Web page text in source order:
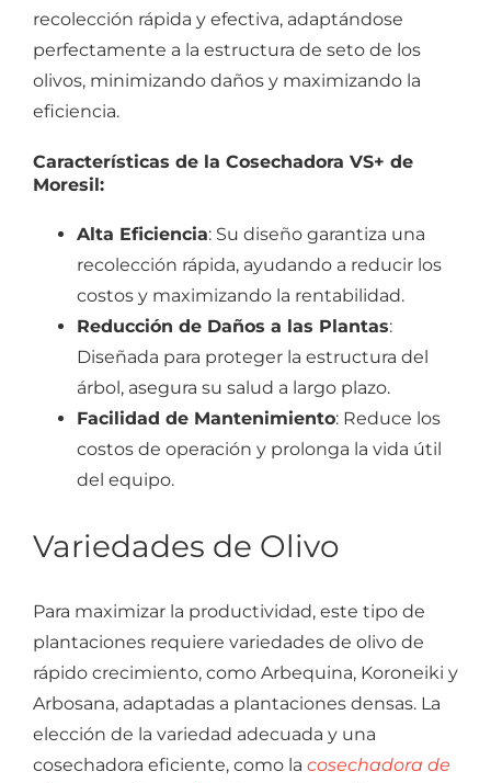
recolección rápida y efectiva, adaptándose
perfectamente a la estructura de seto de los
olivos, minimizando daños y maximizando la
eficiencia.
Características de la Cosechadora VS+ de
Moresil:
Alta Eficiencia: Su diseño garantiza una
recolección rápida, ayudando a reducir los
costos y maximizando la rentabilidad.
Reducción de Daños a las Plantas:
Diseñada para proteger la estructura del
árbol, asegura su salud a largo plazo.
Facilidad de Mantenimiento: Reduce los
costos de operación y prolonga la vida útil
del equipo.
Variedades de Olivo
Para maximizar la productividad, este tipo de
plantaciones requiere variedades de olivo de
rápido crecimiento, como Arbequina, Koroneiki y
Arbosana, adaptadas a plantaciones densas. La
elección de la variedad adecuada y una
cosechadora eficiente, como la cosechadora de